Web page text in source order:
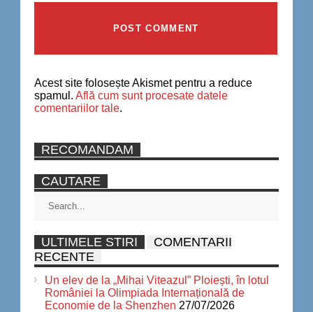
Acest site folosește Akismet pentru a reduce
spamul. Află cum sunt procesate datele
comentariilor tale.
RECOMANDAM
CAUTARE
ULTIMELE STIRI
COMENTARII
RECENTE
Un elev de la „Mihai Viteazul” Ploiești, în lotul
României la Olimpiada Internațională de
Economie de la Shenzhen 27/07/2026